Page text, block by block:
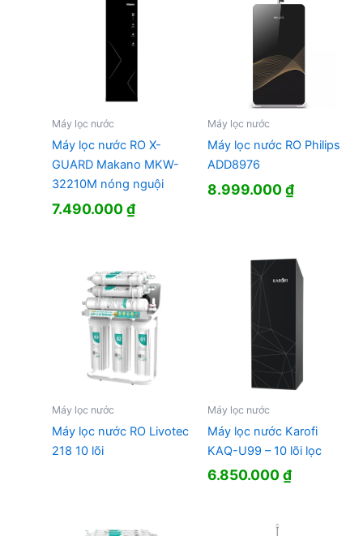
Máy lọc nước
Máy lọc nước RO X-
GUARD Makano MKW-
32210M nóng nguội
7.490.000₫
Máy lọc nước
Máy lọc nước RO Philips
ADD8976
8.999.000₫
Máy lọc nước
Máy lọc nước RO Livotec
218 10 lõi
Máy lọc nước
Máy lọc nước Karofi
KAQ-U99 – 10 lõi lọc
6.850.000₫